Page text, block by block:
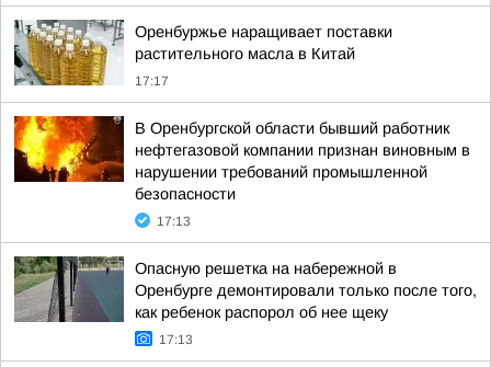
Оренбуржье наращивает поставки
растительного масла в Китай
17:17
В Оренбургской области бывший работник
нефтегазовой компании признан виновным в
нарушении требований промышленной
безопасности
17:13
Опасную решетка на набережной в
Оренбурге демонтировали только после того,
как ребенок распорол об нее щеку
17:13